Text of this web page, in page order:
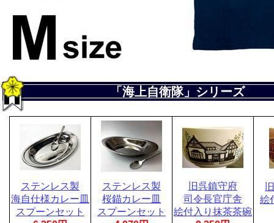
「海上自衛隊」シリーズ
ステンレス製
海自仕様カレー皿
スプーンセット
ステンレス製
桜錨カレー皿
スプーンセット
旧呉鎮守府
司令長官庁舎
絵付入り抹茶茶碗
絵